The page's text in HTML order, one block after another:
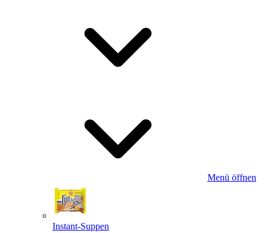
Menü öffnen
Instant-Suppen